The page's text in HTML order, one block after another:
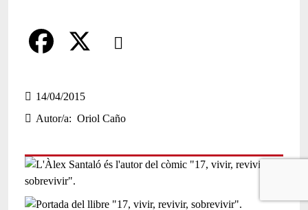
Comparteix
a
c
b
14/04/2015
Autor/a
Oriol Caño